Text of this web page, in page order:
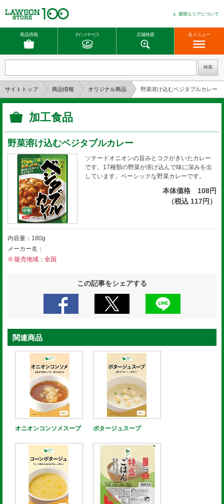
展開エリアについて
商品情報 ポイントサービス 店舗検索 全メニュー
サイトトップ 商品情報 オリジナル商品 野菜溶け込むベジタブルカレー
加工食品
野菜溶け込むベジタブルカレー
ソテードオニオンの旨みとコクがきいたカレー
です。17種類の野菜が溶け込んで味に深みを出
しています。ベーシックな野菜カレーです。
本体価格 108円
（税込 117円）
内容量：180g
メーカー名：
販売地域：全国
この記事をシェアする
関連商品
オニオンコンソメスープ ポタージュスープ